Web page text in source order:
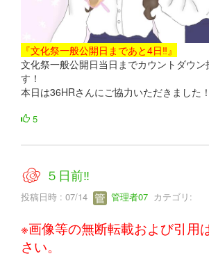
『文化祭一般公開日まであと4日‼』
文化祭一般公開日当日までカウントダウン
す！
本日は36HRさんにご協力いただきました！
5
５日前‼
投稿日時 : 07/14 管理者07 カテゴリ:
※画像等の無断転載および引用
さい。